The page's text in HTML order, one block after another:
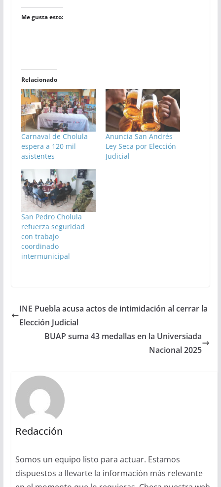
Me gusta esto:
Relacionado
Carnaval de Cholula
espera a 120 mil
asistentes
Anuncia San Andrés
Ley Seca por Elección
Judicial
San Pedro Cholula
refuerza seguridad
con trabajo
coordinado
intermunicipal
INE Puebla acusa actos de intimidación al cerrar la
Elección Judicial
BUAP suma 43 medallas en la Universiada
Nacional 2025
Redacción
Somos un equipo listo para actuar. Estamos
dispuestos a llevarte la información más relevante